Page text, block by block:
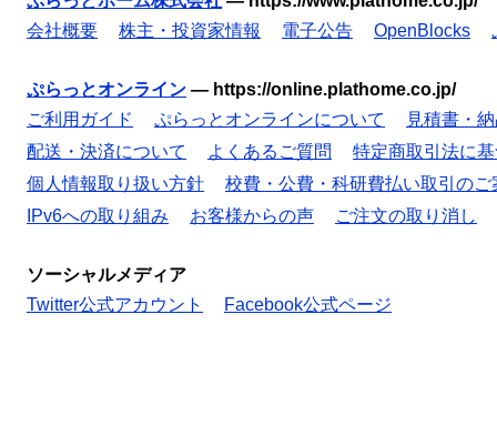
会社概要
株主・投資家情報 電子公告 OpenBlocks
ぷらっとオンライン — https://online.plathome.co.jp/
ご利用ガイド
ぷらっとオンラインについて
見積書・
配送・決済について
よくあるご質問
特定商取引法に
個人情報取り扱い方針
校費・公費・科研費払い取引のご
IPv6への取り組み
お客様からの声 ご注文の取り消し
ソーシャルメディア
Twitter公式アカウント
Facebook公式ページ